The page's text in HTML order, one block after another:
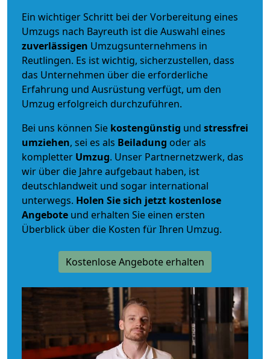
Ein wichtiger Schritt bei der Vorbereitung eines
Umzugs nach Bayreuth ist die Auswahl eines
zuverlässigen Umzugsunternehmens in
Reutlingen. Es ist wichtig, sicherzustellen, dass
das Unternehmen über die erforderliche
Erfahrung und Ausrüstung verfügt, um den
Umzug erfolgreich durchzuführen.
Bei uns können Sie kostengünstig und stressfrei
umziehen, sei es als Beiladung oder als
kompletter Umzug. Unser Partnernetzwerk, das
wir über die Jahre aufgebaut haben, ist
deutschlandweit und sogar international
unterwegs. Holen Sie sich jetzt kostenlose
Angebote und erhalten Sie einen ersten
Überblick über die Kosten für Ihren Umzug.
Kostenlose Angebote erhalten